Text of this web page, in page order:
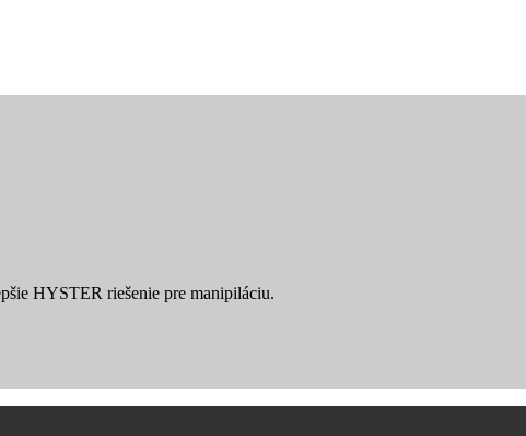
HYSTER riešenie pre manipiláciu.